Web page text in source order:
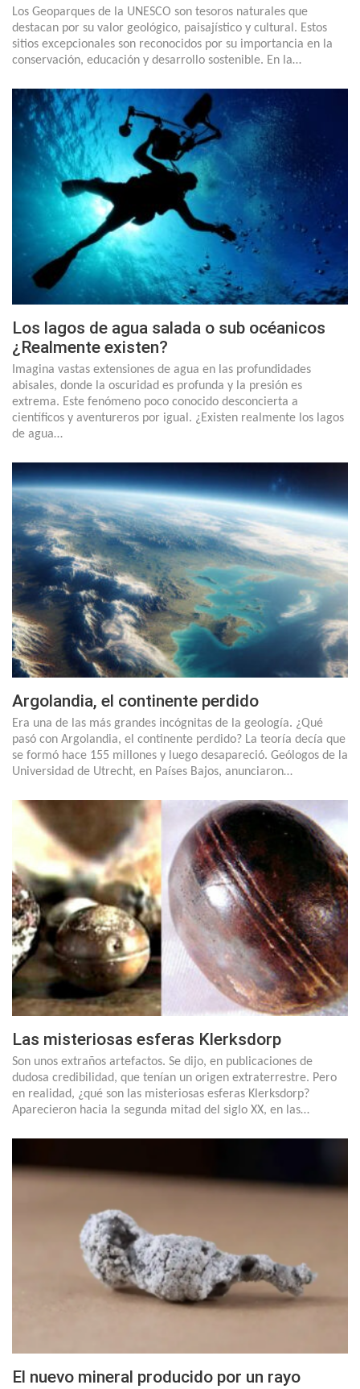
Los Geoparques de la UNESCO son tesoros naturales que
destacan por su valor geológico, paisajístico y cultural. Estos
sitios excepcionales son reconocidos por su importancia en la
conservación, educación y desarrollo sostenible. En la…
Los lagos de agua salada o sub océanicos
¿Realmente existen?
Imagina vastas extensiones de agua en las profundidades
abisales, donde la oscuridad es profunda y la presión es
extrema. Este fenómeno poco conocido desconcierta a
científicos y aventureros por igual. ¿Existen realmente los lagos
de agua…
Argolandia, el continente perdido
Era una de las más grandes incógnitas de la geología. ¿Qué
pasó con Argolandia, el continente perdido? La teoría decía que
se formó hace 155 millones y luego desapareció. Geólogos de la
Universidad de Utrecht, en Países Bajos, anunciaron…
Las misteriosas esferas Klerksdorp
Son unos extraños artefactos. Se dijo, en publicaciones de
dudosa credibilidad, que tenían un origen extraterrestre. Pero
en realidad, ¿qué son las misteriosas esferas Klerksdorp?
Aparecieron hacia la segunda mitad del siglo XX, en las…
El nuevo mineral producido por un rayo